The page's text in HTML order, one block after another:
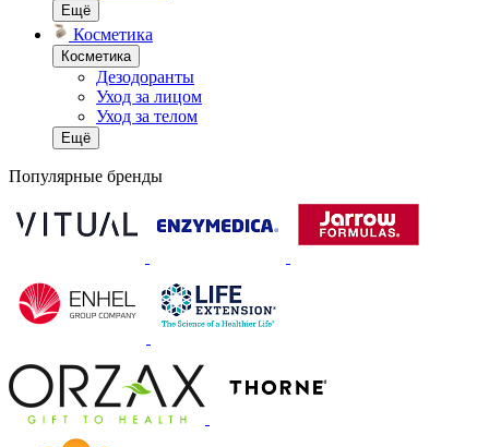
Ещё
Косметика
Косметика
Дезодоранты
Уход за лицом
Уход за телом
Ещё
Популярные бренды